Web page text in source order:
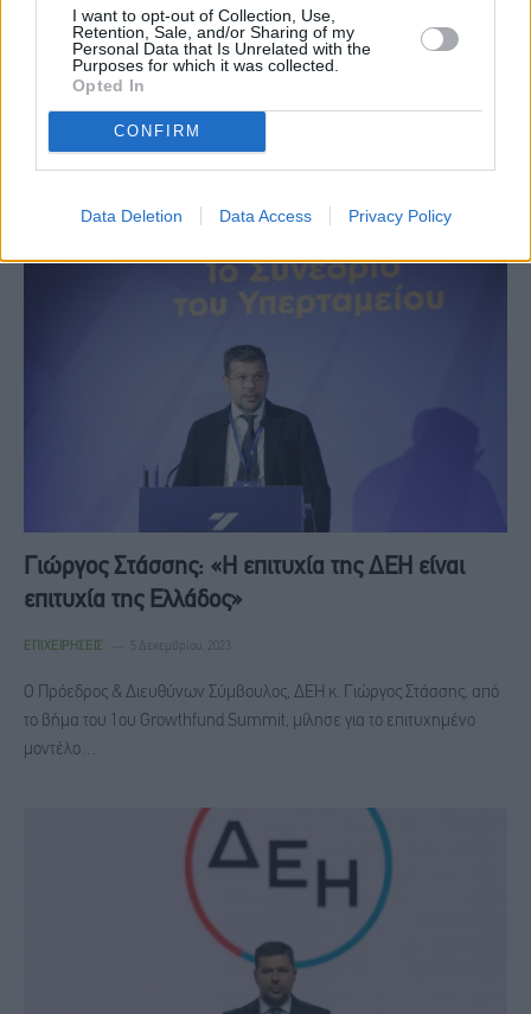
I want to opt-out of Collection, Use,
Retention, Sale, and/or Sharing of my
Personal Data that Is Unrelated with the
Purposes for which it was collected.
Opted In
CONFIRM
Data Deletion Data Access Privacy Policy
ΔΕΗ στα Βαλκάνια - Συνάντηση με τον Γ.
Στάσση στην Ουάσινγκτον
Βαλκανίων και της Νοτιοανατολικής Μεσογείου και το σχέδιο
Γιώργος Στάσσης: «Η επιτυχία της ΔΕΗ είναι
επιτυχία της Ελλάδος»
ΕΠΙΧΕΙΡΉΣΕΙΣ 5 Δεκεμβρίου, 2023
Ο Πρόεδρος & Διευθύνων Σύμβουλος, ΔΕΗ κ. Γιώργος Στάσσης, από
το βήμα του 1ου Growthfund Summit, μίλησε για το επιτυχημένο
μοντέλο…